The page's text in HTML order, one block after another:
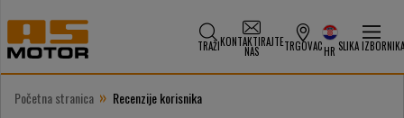
TRAŽIKONTAKTIRAJTE
NAS TRGOVAC HR SLIKA IZBORNIKA
Početna stranica » Recenzije korisnika